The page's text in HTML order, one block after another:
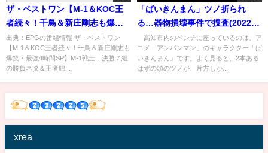
ザ・ベストワン【M-1＆KOC王
者続々！千鳥＆新庄剛志も爆
笑・最強4時間SP】[字]…の番組
内容解析まとめ
出典：EPGの番組情報 ザ・ベストワン
【M-1＆KOC王者続々！千鳥＆新庄剛志も
爆笑・最強4時間SP】M-1戦士…決勝７組
の勝負ネタ＆王者錦...
「ばいきんまん」ツノ折られ
る…器物損壊事件で捜査(2022年
7月8日)
高知市内のベンチに座っているのは、ア
ニメ「アンパンマン」のキャラクター「ば
いきんまん」です。よく見ると、2本ある
はずの頭のツノが、片方しか...
xrea